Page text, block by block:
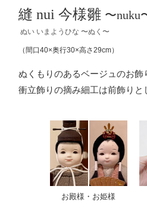
縫 nui 今様雛 〜nuku
ぬい いまようひな 〜ぬく〜
（間口40×奥行30×高さ29cm）
ぬくもりのあるベージュのお飾
衝立飾りの摘み細工は前飾りと
お殿様・お姫様